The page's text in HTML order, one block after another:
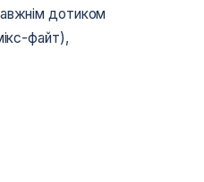
дотиком
файт),